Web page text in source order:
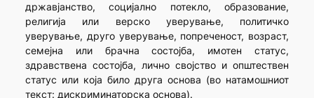
државјанство, социјално потекло, образование,
религија или верско уверување, политичко
уверување, друго уверување, попреченост, возраст,
семејна или брачна состојба, имотен статус,
здравствена состојба, лично својство и општествен
статус или која било друга основа (во натамошниот
текст: дискриминаторска основа).